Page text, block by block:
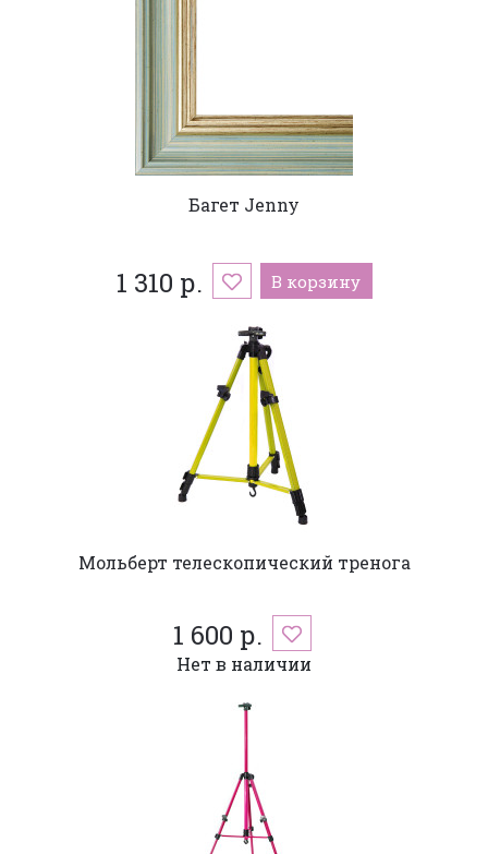
Багет Jenny
1 310 р. В корзину
Мольберт телескопический тренога
1 600 р.
Нет в наличии